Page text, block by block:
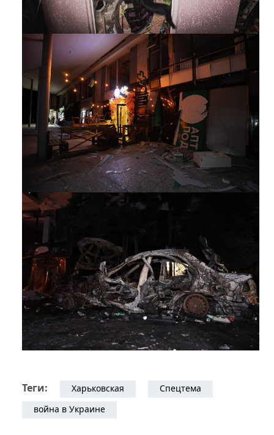
Теги: Харьковская
Спецтема
война в Украине